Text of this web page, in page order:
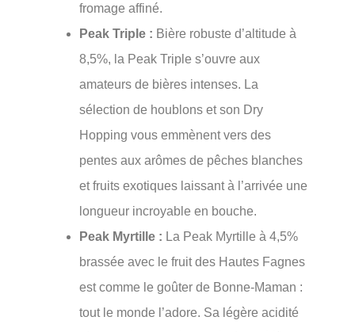
fromage affiné.
Peak Triple : Bière robuste d’altitude à
8,5%, la Peak Triple s’ouvre aux
amateurs de bières intenses. La
sélection de houblons et son Dry
Hopping vous emmènent vers des
pentes aux arômes de pêches blanches
et fruits exotiques laissant à l’arrivée une
longueur incroyable en bouche.
Peak Myrtille : La Peak Myrtille à 4,5%
brassée avec le fruit des Hautes Fagnes
est comme le goûter de Bonne-Maman :
tout le monde l’adore. Sa légère acidité